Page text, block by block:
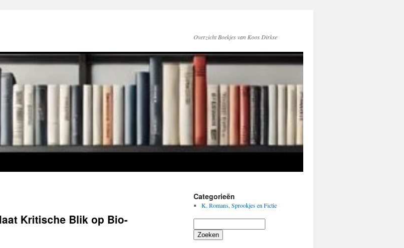
Overzicht Boekjes van Koos Dirkse
Kritische Blik op Bio-
Categorieën
K. Romans, Sprookjes en Fictie
Zoeken